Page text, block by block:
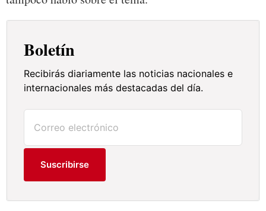
Boletín
Recibirás diariamente las noticias nacionales e
internacionales más destacadas del día.
Suscribirse